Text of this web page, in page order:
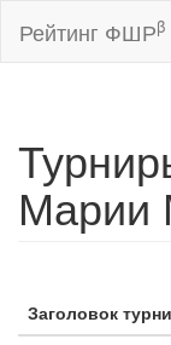
Рейтинг ФШРβ
Марии
Заголовок